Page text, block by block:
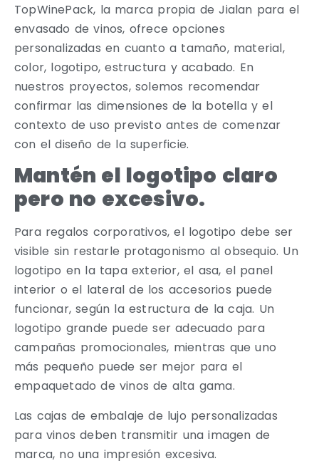
TopWinePack, la marca propia de Jialan para el
envasado de vinos, ofrece opciones
personalizadas en cuanto a tamaño, material,
color, logotipo, estructura y acabado. En
nuestros proyectos, solemos recomendar
confirmar las dimensiones de la botella y el
contexto de uso previsto antes de comenzar
con el diseño de la superficie.
Mantén el logotipo claro
pero no excesivo.
Para regalos corporativos, el logotipo debe ser
visible sin restarle protagonismo al obsequio. Un
logotipo en la tapa exterior, el asa, el panel
interior o el lateral de los accesorios puede
funcionar, según la estructura de la caja. Un
logotipo grande puede ser adecuado para
campañas promocionales, mientras que uno
más pequeño puede ser mejor para el
empaquetado de vinos de alta gama.
Las cajas de embalaje de lujo personalizadas
para vinos deben transmitir una imagen de
marca, no una impresión excesiva.